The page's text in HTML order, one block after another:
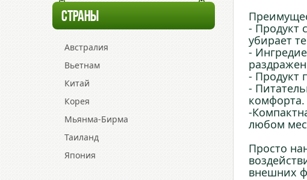
СТРАНЫ
Австралия
Вьетнам
Китай
Корея
Мьянма-Бирма
Таиланд
Япония
- Продукт
убирает
-
- Продукт
-
комфорта.
-
любом
Просто
внешних